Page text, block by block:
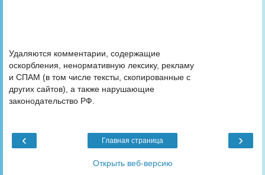
Удаляются комментарии, содержащие
оскорбления, ненормативную лексику, рекламу
и СПАМ (в том числе тексты, скопированные с
других сайтов), а также нарушающие
законодательство РФ.
‹ ›
Главная страница
Открыть веб-версию